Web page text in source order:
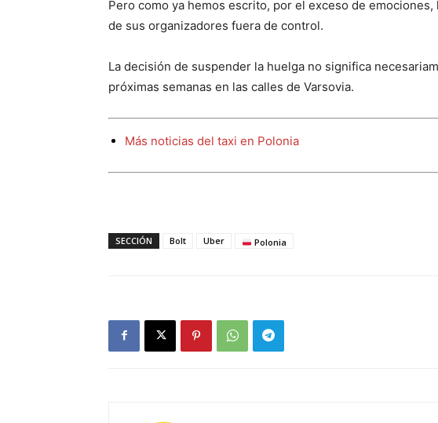
Pero como ya hemos escrito, por el exceso de
de sus organizadores fuera de control.
La decisión de suspender la huelga no significa
próximas semanas en las calles de Varsovia.
Más noticias del taxi en Polonia
SECCIÓN Bolt Uber Polonia